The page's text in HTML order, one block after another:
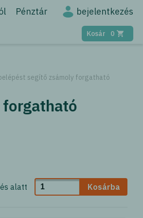
Pénztár bejelentkezés
Kosár 0
segítő zsámoly forgatható
alatt Kosárba